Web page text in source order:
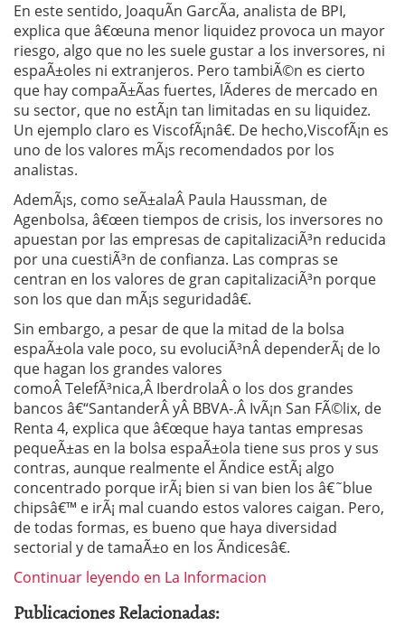
En este sentido, JoaquÃ­n GarcÃ­a, analista de BPI,
explica que â€œuna menor liquidez provoca un mayor
riesgo, algo que no les suele gustar a los inversores, ni
espaÃ±oles ni extranjeros. Pero tambiÃ©n es cierto
que hay compaÃ±Ã­as fuertes, lÃ­deres de mercado en
su sector, que no estÃ¡n tan limitadas en su liquidez.
Un ejemplo claro es ViscofÃ¡nâ€. De hecho,ViscofÃ¡n es
uno de los valores mÃ¡s recomendados por los
analistas.
AdemÃ¡s, como seÃ±alaÂ Paula Haussman, de
Agenbolsa, â€œen tiempos de crisis, los inversores no
apuestan por las empresas de capitalizaciÃ³n reducida
por una cuestiÃ³n de confianza. Las compras se
centran en los valores de gran capitalizaciÃ³n porque
son los que dan mÃ¡s seguridadâ€.
Sin embargo, a pesar de que la mitad de la bolsa
espaÃ±ola vale poco, su evoluciÃ³nÂ dependerÃ¡ de lo
que hagan los grandes valores
comoÂ TelefÃ³nica,Â IberdrolaÂ o los dos grandes
bancos â€“SantanderÂ yÂ BBVA-.Â IvÃ¡n San FÃ©lix, de
Renta 4, explica que â€œque haya tantas empresas
pequeÃ±as en la bolsa espaÃ±ola tiene sus pros y sus
contras, aunque realmente el Ã­ndice estÃ¡ algo
concentrado porque irÃ¡ bien si van bien los â€˜blue
chipsâ€™ e irÃ¡ mal cuando estos valores caigan. Pero,
de todas formas, es bueno que haya diversidad
sectorial y de tamaÃ±o en los Ã­ndicesâ€.
Continuar leyendo en La Informacion
Publicaciones Relacionadas: